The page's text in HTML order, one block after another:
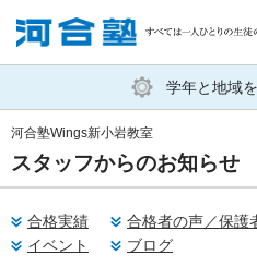
塾生の方
学年と地域
スタッフからのお知らせ
河合塾Wings新小岩教室
合格実績 合格者の声／保護
イベント
ブログ